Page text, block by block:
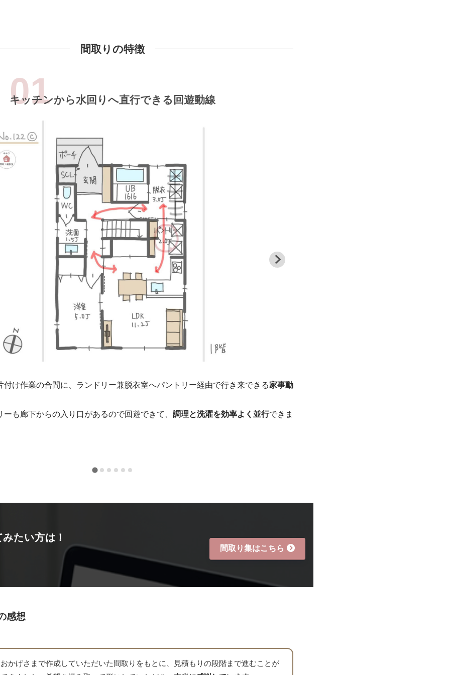
間取りの特徴
キッチンから水回りへ直行できる回遊動線
付け作業の合間に、ランドリー兼脱衣室へパントリー経由で行き来できる家事動
も廊下からの入り口があるので回遊できて、 調理と洗濯を効率よく並行できま
たい方は！
間取り集はこちら
感想
おかげさまで作成していただいた間取りをもとに、見積もりの段階まで進むことが